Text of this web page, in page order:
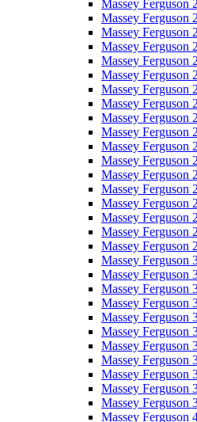
Massey Ferguson
Massey Ferguson
Massey Ferguson
Massey Ferguson
Massey Ferguson
Massey Ferguson
Massey Ferguson
Massey Ferguson
Massey Ferguson
Massey Ferguson
Massey Ferguson
Massey Ferguson
Massey Ferguson
Massey Ferguson
Massey Ferguson
Massey Ferguson
Massey Ferguson
Massey Ferguson
Massey Ferguson
Massey Ferguson
Massey Ferguson
Massey Ferguson
Massey Ferguson
Massey Ferguson
Massey Ferguson
Massey Ferguson
Massey Ferguson
Massey Ferguson
Massey Ferguson
Massey Ferguson